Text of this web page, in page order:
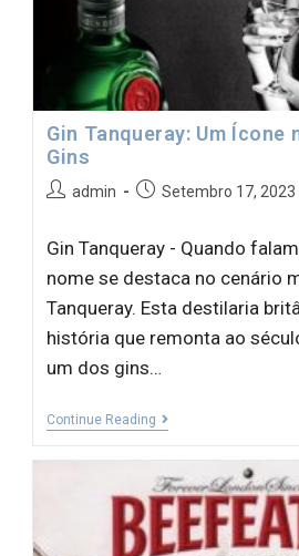
Gin Tanqueray: Um Ícone
Gins
admin Setembro 17, 2023
Gin Tanqueray - Quando
nome se destaca no cenário
Tanqueray. Esta destilaria
história que remonta ao
um dos gins…
Continue Reading